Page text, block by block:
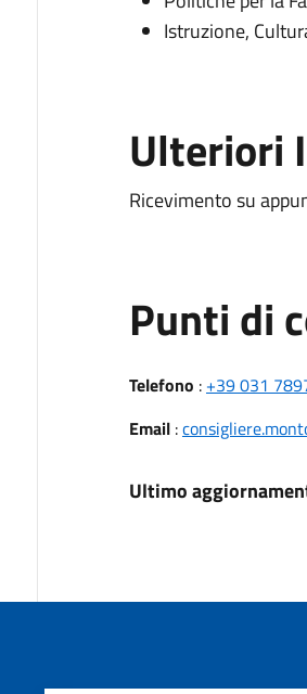
Istruzione,
Ulteriori
Ricevimento su
Punti di
Telefono : +39 031
Email:
Ultimo